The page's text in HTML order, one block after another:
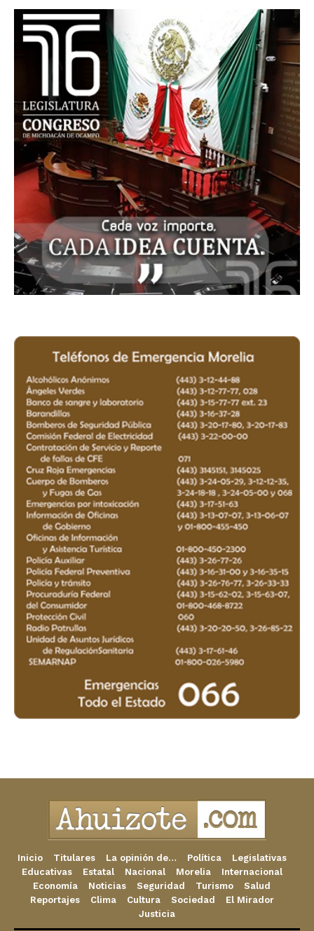
Inicio Titulares La opinión de… Política
Legislativas
Educativas
Estatal Nacional Morelia
Internacional
Economía
Noticias Seguridad Turismo
Salud
Reportajes
Clima Cultura Sociedad
El Mirador
Justicia